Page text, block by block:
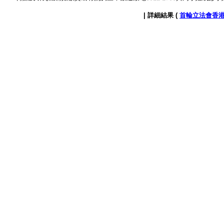
| 詳細結果 ( 首輪立法會香